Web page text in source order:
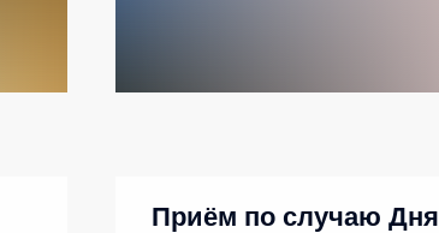
Приём по случаю Дня